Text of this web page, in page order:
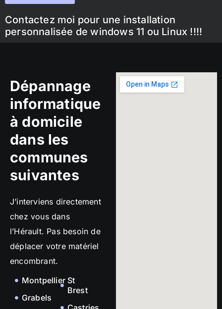
Contactez moi pour une installation
personnalisée de windows 11 ou Linux !!!!
Dépannage
informatique
à domicile
dans les
communes
suivantes
J’interviens directement
chez vous dans
l’Hérault. Pas besoin de
déplacer votre matériel
encombrant.
Montpellier
Grabels
St
Brest